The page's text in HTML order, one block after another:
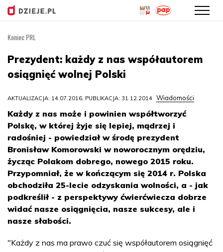
treści
Koniec PRL
Prezydent: każdy z nas współautorem
osiągnięć wolnej Polski
AKTUALIZACJA: 14.07.2016, PUBLIKACJA: 31.12.2014 Wiadomości
Każdy z nas może i powinien współtworzyć
Polskę, w której żyje się lepiej, mądrzej i
radośniej - powiedział w środę prezydent
Bronisław Komorowski w noworocznym orędziu,
życząc Polakom dobrego, nowego 2015 roku.
Przypomniał, że w kończącym się 2014 r. Polska
obchodziła 25-lecie odzyskania wolności, a - jak
podkreślił - z perspektywy ćwierćwiecza dobrze
widać nasze osiągnięcia, nasze sukcesy, ale i
nasze słabości.
"Każdy z nas ma prawo czuć się współautorem osiągnięć